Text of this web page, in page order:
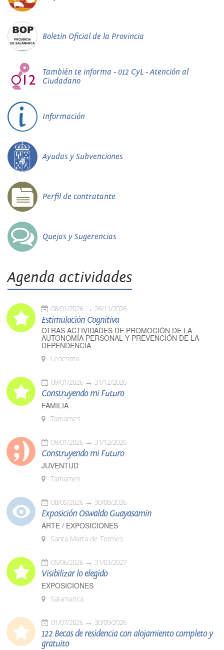
Boletín Oficial de la Provincia
También te informa - 012 CyL - Atención al
Ciudadano
Información
Ayudas y Subvenciones
Perfil de contratante
Quejas y Sugerencias
Agenda actividades
08/01/2026 26/11/2026
Estimulación Cognitiva
OTRAS ACTIVIDADES DE PROMOCIÓN DE LA
AUTONOMÍA PERSONAL Y PREVENCIÓN DE LA
DEPENDENCIA
Ledesma
09/01/2026 31/12/2026
Construyendo mi Futuro
FAMILIA
Tamames
09/01/2026 31/12/2026
Construyendo mi Futuro
JUVENTUD
Tamames
08/05/2026 30/08/2026
Exposición Oswaldo Guayasamín
ARTE / EXPOSICIONES
Santa Marta de Tormes
05/06/2026 31/03/2027
Visibilizar lo elegido
EXPOSICIONES
Salamanca
01/07/2026 30/09/2026
122 Becas de residencia con alojamiento completo y
gratuito